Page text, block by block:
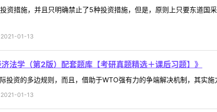
措施，并且只明确禁止了5种投资措施，但是，原则上只要东道国
2021-01-13
法学（第2版）配套题库【考研真题精选＋课后习题】》
资的多边规则，而且，借助于WTO强有力的争端解决机制，其实
2021-01-13